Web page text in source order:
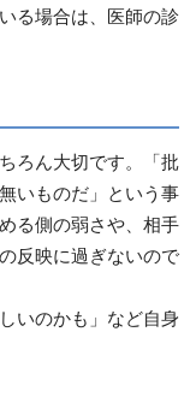
る場合は、医師の診
ろん大切です。「批
いものだ」という事
る側の弱さや、相手
反映に過ぎないので
いのかも」など自身